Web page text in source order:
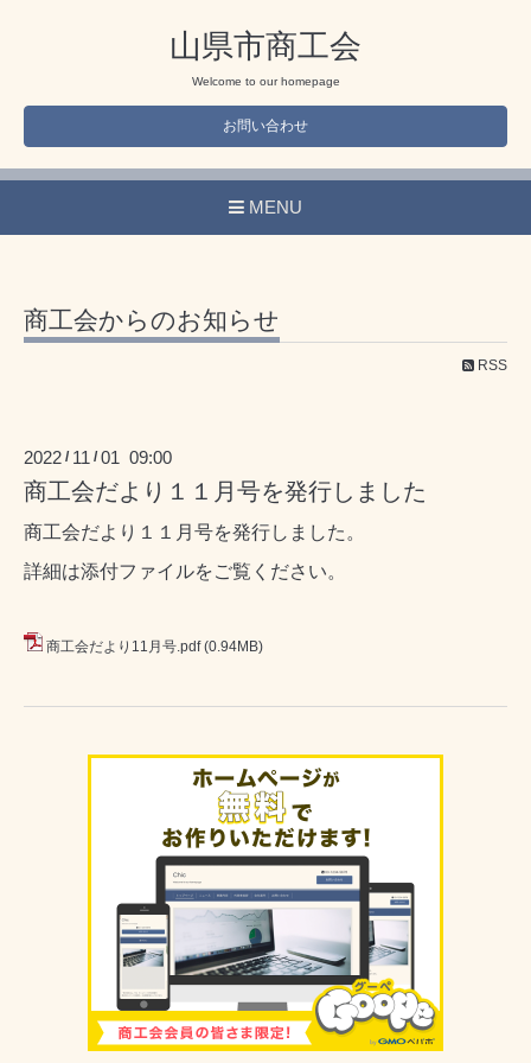
山県市商工会
Welcome to our homepage
お問い合わせ
MENU
商工会からのお知らせ
RSS
2022 / 11 /01 09:00
商工会だより１１月号を発行しました
商工会だより１１月号を発行しました。
詳細は添付ファイルをご覧ください。
商工会だより11月号.pdf (0.94MB)